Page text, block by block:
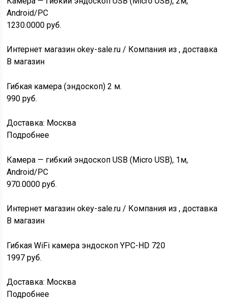
Android/PC
1230.0000руб.
Интернет магазин okey-sale.ru / Компания из , доставка
В магазин
Гибкая камера (эндоскоп) 2 м.
990руб.
Доставка: Москва
Подробнее
Камера — гибкий эндоскоп USB (Micro USB), 1м,
Android/PC
970.0000руб.
Интернет магазин okey-sale.ru / Компания из , доставка
В магазин
Гибкая WiFi камера эндоскоп YPC-HD 720
1997руб.
Доставка: Москва
Подробнее